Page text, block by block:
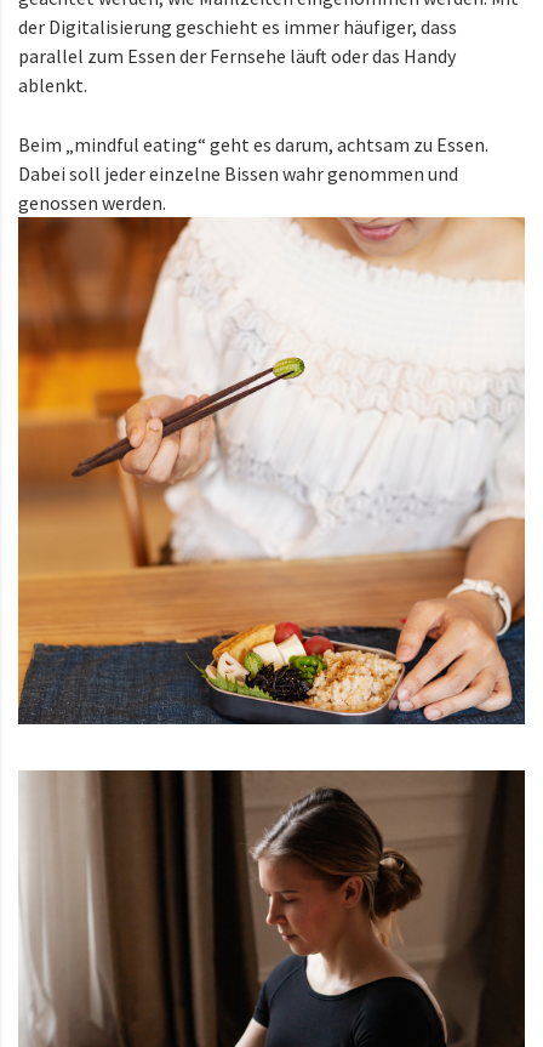
der Digitalisierung geschieht es immer häufiger, dass
parallel zum Essen der Fernsehe läuft oder das Handy
ablenkt.
Beim „mindful eating“ geht es darum, achtsam zu Essen.
Dabei soll jeder einzelne Bissen wahr genommen und
genossen werden.